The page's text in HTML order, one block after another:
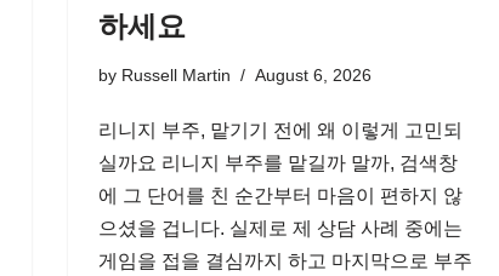
하세요
by Russell Martin August 6, 2026
리니지 부주, 맡기기 전에 왜 이렇게 고민되
실까요 리니지 부주를 맡길까 말까, 검색창
에 그 단어를 친 순간부터 마음이 편하지 않
으셨을 겁니다. 실제로 제 상담 사례 중에는
게임을 접을 결심까지 하고 마지막으로 부주